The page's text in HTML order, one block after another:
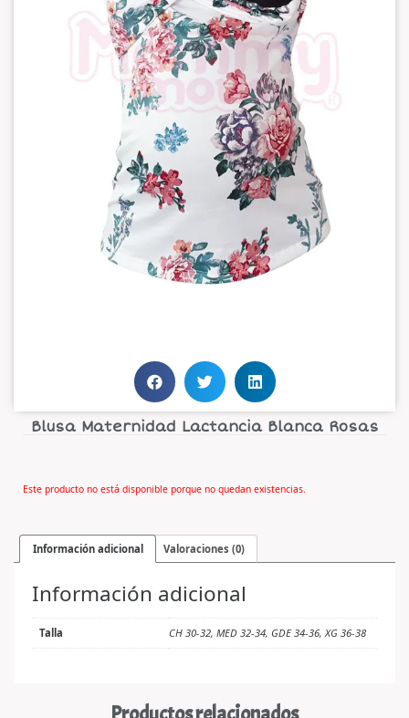
Blusa Maternidad Lactancia Blanca Rosas
Este producto no está disponible porque no quedan existencias.
Información adicional Valoraciones (0)
Información adicional
Talla CH 30-32, MED 32-34, GDE 34-36, XG 36-38